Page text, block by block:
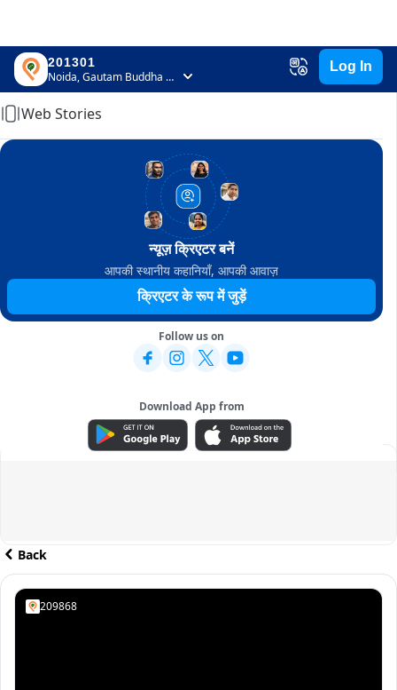
201301
Noida, Gautam Buddha Nagar, Uttar Pradesh
Log In
Home
Web Stories
न्यूज़ क्रिएटर बनें
आपकी स्थानीय कहानियाँ, आपकी आवाज़
क्रिएटर के रूप में जुड़ें
Follow us on
Download App from
ADVERTISEMENT
Back
209868